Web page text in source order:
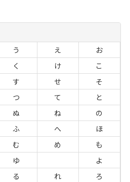
う え
お
く け
こ
す せ
そ
つ て
と
ぬ ね
の
ふ へ
ほ
む め
も
ゆ
よ
る れ
ろ